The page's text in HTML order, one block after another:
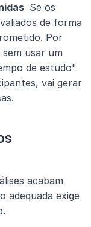
Se os
de forma
Por
usar um
de estudo"
vai gerar
acabam
adequada exige